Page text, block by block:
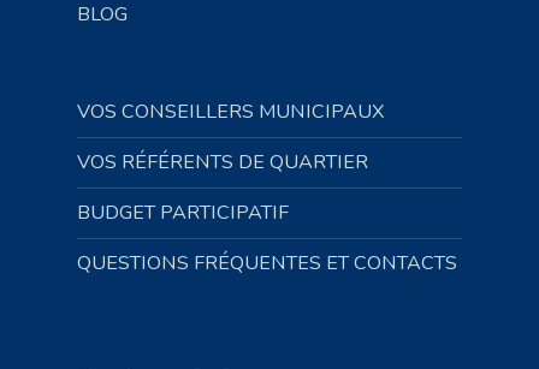
BLOG
VOS CONSEILLERS MUNICIPAUX
VOS RÉFÉRENTS DE QUARTIER
BUDGET PARTICIPATIF
QUESTIONS FRÉQUENTES ET CONTACTS